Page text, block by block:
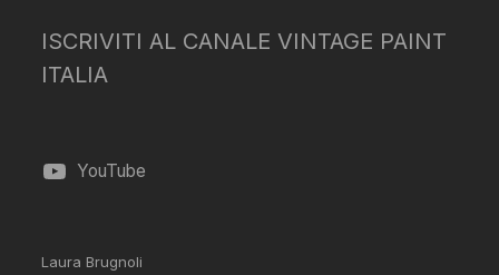
ISCRIVITI AL CANALE VINTAGE PAINT
ITALIA
YouTube
Laura Brugnoli